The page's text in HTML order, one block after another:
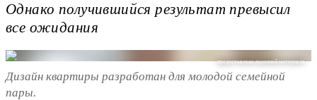
Однако получившийся результат превысил
все ожидания
предоставлено героиней материала
Дизайн квартиры разработан для молодой семейной
пары.